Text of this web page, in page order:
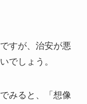
すが、治安が悪
でしょう。
みると、「想像